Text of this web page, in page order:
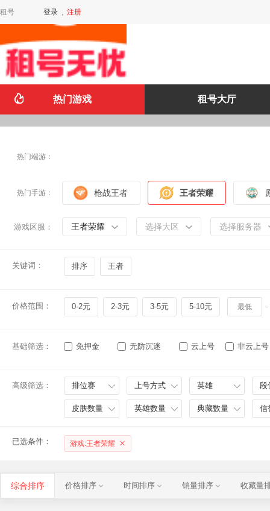
租号 登录 , 注册
热门游戏 租号大厅
热门端游：
热门手游： 枪战王者 王者荣耀
游戏区服： 王者荣耀 选择大区 选择服务器
关键词： 排序 王者
价格范围： 0-2元 2-3元 3-5元 5-10元 -
基础筛选： 免押金 无防沉迷 云上号 非云上号
高级筛选： 排位赛 上号方式 英雄 段
皮肤数量 英雄数量 典藏数量 信
已选条件： 游戏:王者荣耀
综合排序 价格排序 时间排序 销量排序 收藏量